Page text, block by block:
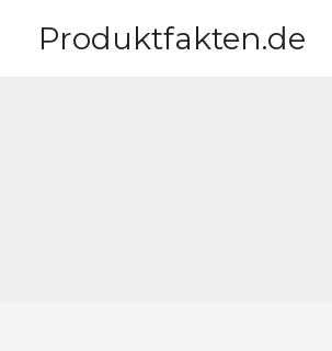
InhaltProduktfakten.de